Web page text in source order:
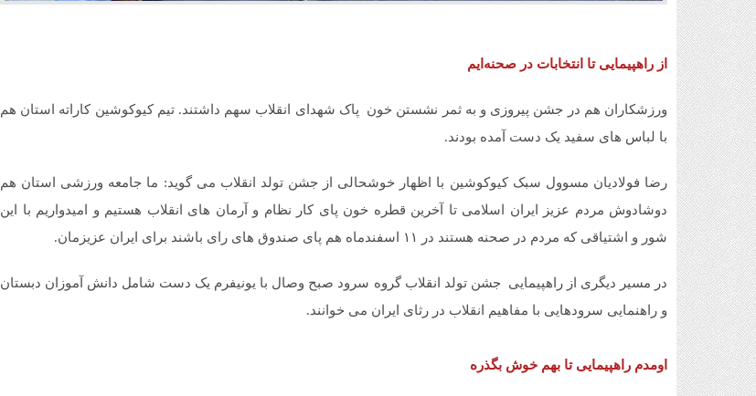
از راهپیمایی تا انتخابات در صحنه‌ایم
ورزشکاران هم در جشن پیروزی و به ثمر نشستن خون پاک شهدای انقلاب سهم داشتند. تیم کیوکوشین کاراته استان هم
با لباس های سفید یک دست آمده بودند.
رضا فولادیان مسوول سبک کیوکوشین با اظهار خوشحالی از جشن تولد انقلاب می گوید: ما جامعه ورزشی استان هم
دوشادوش مردم عزیز ایران اسلامی تا آخرین قطره خون پای کار نظام و آرمان های انقلاب هستیم و امیدواریم با این
شور و اشتیاقی که مردم در صحنه هستند در ۱۱ اسفندماه هم پای صندوق های رای باشند برای ایران عزیزمان.
در مسیر دیگری از راهپیمایی جشن تولد انقلاب گروه سرود صبح وصال با یونیفرم یک دست شامل دانش آموزان دبستان
و راهنمایی سرودهایی با مفاهیم انقلاب در رثای ایران می خوانند.
اومدم راهپیمایی تا بهم خوش بگذره